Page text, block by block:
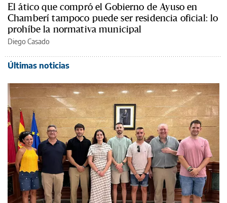
El ático que compró el Gobierno de Ayuso en
Chamberí tampoco puede ser residencia oficial: lo
prohíbe la normativa municipal
Diego Casado
Últimas noticias